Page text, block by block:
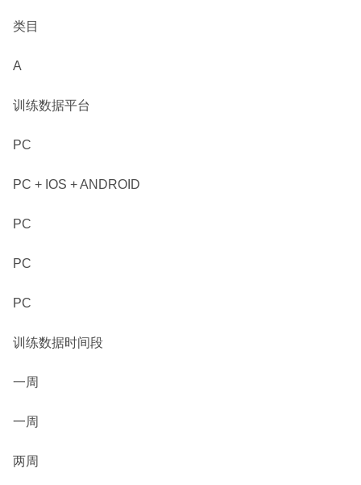
类目
A
训练数据平台
PC
PC + IOS + ANDROID
PC
PC
PC
训练数据时间段
一周
一周
两周